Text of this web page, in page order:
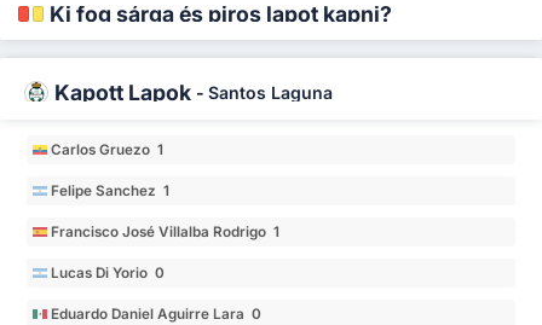
Ki fog sárga és piros lapot kapni?
Kapott Lapok - Santos Laguna
Carlos Gruezo 1
Felipe Sanchez 1
Francisco José Villalba Rodrigo 1
Lucas Di Yorio 0
Eduardo Daniel Aguirre Lara 0